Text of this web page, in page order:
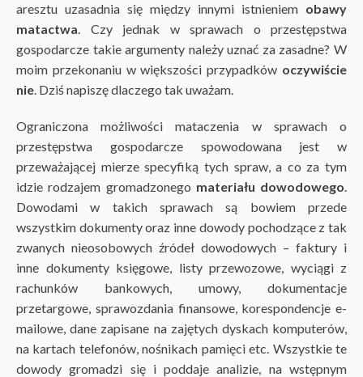
aresztu uzasadnia się między innymi istnieniem obawy
matactwa. Czy jednak w sprawach o przestępstwa
gospodarcze takie argumenty należy uznać za zasadne? W
moim przekonaniu w większości przypadków oczywiście
nie. Dziś napiszę dlaczego tak uważam.
Ograniczona możliwości mataczenia w sprawach o
przestępstwa gospodarcze spowodowana jest w
przeważającej mierze specyfiką tych spraw, a co za tym
idzie rodzajem gromadzonego materiału dowodowego.
Dowodami w takich sprawach są bowiem przede
wszystkim dokumenty oraz inne dowody pochodzące z tak
zwanych nieosobowych źródeł dowodowych – faktury i
inne dokumenty księgowe, listy przewozowe, wyciągi z
rachunków bankowych, umowy, dokumentacje
przetargowe, sprawozdania finansowe, korespondencje e-
mailowe, dane zapisane na zajętych dyskach komputerów,
na kartach telefonów, nośnikach pamięci etc. Wszystkie te
dowody gromadzi się i poddaje analizie, na wstępnym